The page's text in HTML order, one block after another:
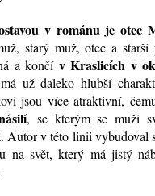
v románu je otec
starý muž, otec a starší
a končí v Kraslicích v
už daleko hlubší
jsou více atraktivní,
, se kterým se muži
Autor v této linii vybudoval
na svět, který má jistý